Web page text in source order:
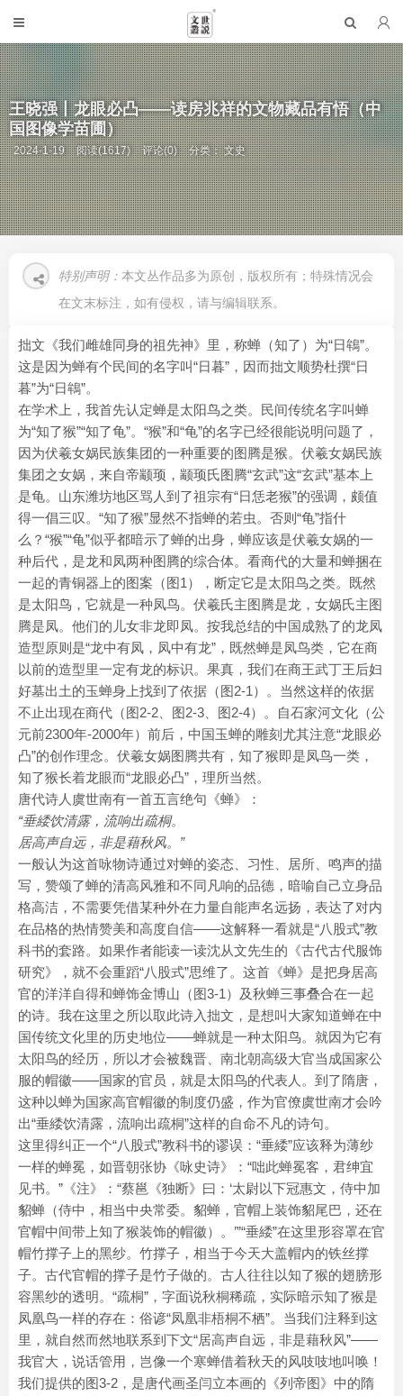
王晓强丨龙眼必凸——读房兆祥的文物藏品有悟（中
国图像学苗圃）
2024-1-19 阅读(1617) 评论(0) 分类：文史
特别声明： 本文丛作品多为原创，版权所有；特殊情况会
在文末标注，如有侵权，请与编辑联系。
拙文《我们雌雄同身的祖先神》里，称蝉（知了）为“日鴾”。
这是因为蝉有个民间的名字叫“日暮”，因而拙文顺势杜撰“日
暮”为“日鴾”。
在学术上，我首先认定蝉是太阳鸟之类。民间传统名字叫蝉
为“知了猴”“知了龟”。“猴”和“龟”的名字已经很能说明问题了，
因为伏羲女娲民族集团的一种重要的图腾是猴。伏羲女娲民族
集团之女娲，来自帝颛顼，颛顼氏图腾“玄武”这“玄武”基本上
是龟。山东潍坊地区骂人到了祖宗有“日恁老猴”的强调，颇值
得一倡三叹。“知了猴”显然不指蝉的若虫。否则“龟”指什
么？“猴”“龟”似乎都暗示了蝉的出身，蝉应该是伏羲女娲的一
种后代，是龙和凤两种图腾的综合体。看商代的大量和蝉捆在
一起的青铜器上的图案（图1），断定它是太阳鸟之类。既然
是太阳鸟，它就是一种凤鸟。伏羲氏主图腾是龙，女娲氏主图
腾是凤。他们的儿女非龙即凤。按我总结的中国成熟了的龙凤
造型原则是“龙中有凤，凤中有龙”，既然蝉是凤鸟类，它在商
以前的造型里一定有龙的标识。果真，我们在商王武丁王后妇
好墓出土的玉蝉身上找到了依据（图2-1）。当然这样的依据
不止出现在商代（图2-2、图2-3、图2-4）。自石家河文化（公
元前2300年-2000年）前后，中国玉蝉的雕刻尤其注意“龙眼必
凸”的创作理念。伏羲女娲图腾共有，知了猴即是凤鸟一类，
知了猴长着龙眼而“龙眼必凸”，理所当然。
唐代诗人虞世南有一首五言绝句《蝉》：
“垂緌饮清露，流响出疏桐。
居高声自远，非是藉秋风。”
一般认为这首咏物诗通过对蝉的姿态、习性、居所、鸣声的描
写，赞颂了蝉的清高风雅和不同凡响的品德，暗喻自己立身品
格高洁，不需要凭借某种外在力量自能声名远扬，表达了对内
在品格的热情赞美和高度自信——这解释一看就是“八股式”教
科书的套路。如果作者能读一读沈从文先生的《古代古代服饰
研究》，就不会重蹈“八股式”思维了。这首《蝉》是把身居高
官的洋洋自得和蝉饰金博山（图3-1）及秋蝉三事叠合在一起
的诗。我在这里之所以取此诗入拙文，是想叫大家知道蝉在中
国传统文化里的历史地位——蝉就是一种太阳鸟。就因为它有
太阳鸟的经历，所以才会被魏晋、南北朝高级大官当成国家公
服的帽徽——国家的官员，就是太阳鸟的代表人。到了隋唐，
这种以蝉为国家高官帽徽的制度仍盛，作为官僚虞世南才会吟
出“垂緌饮清露，流响出疏桐”这样的自命不凡的诗句。
这里得纠正一个“八股式”教科书的谬误：“垂緌”应该释为薄纱
一样的蝉冕，如晋朝张协《咏史诗》：“咄此蝉冕客，君绅宜
见书。”《注》：“蔡邕《独断》曰：‘太尉以下冠惠文，侍中加
貂蝉（侍中，相当中央常委。貂蝉，官帽上装饰貂尾巴，还在
官帽中间带上知了猴装饰的帽徽）。’”“垂緌”在这里形容罩在官
帽竹撑子上的黑纱。竹撑子，相当于今天大盖帽内的铁丝撑
子。古代官帽的撑子是竹子做的。古人往往以知了猴的翅膀形
容黑纱的透明。“疏桐”，字面说秋桐稀疏，实际暗示知了猴是
凤凰鸟一样的存在：俗谚“凤凰非梧桐不栖”。当我们注释到这
里，就自然而然地联系到下文“居高声自远，非是藉秋风”——
我官大，说话管用，岂像一个寒蝉借着秋天的风吱吱地叫唤！
我们提供的图3-2，是唐代画圣闫立本画的《列帝图》中的隋